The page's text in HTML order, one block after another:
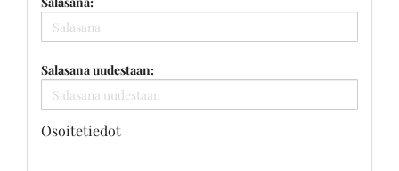
Salasana uudestaan:
Osoitetiedot